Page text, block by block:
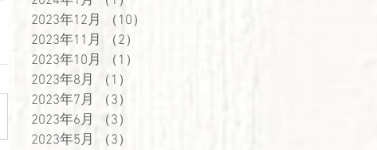
2023年12月
（10）
2023年11月
（2）
2023年10月
（1）
2023年8月
（1）
2023年7月
（3）
2023年6月
（3）
2023年5月
（3）